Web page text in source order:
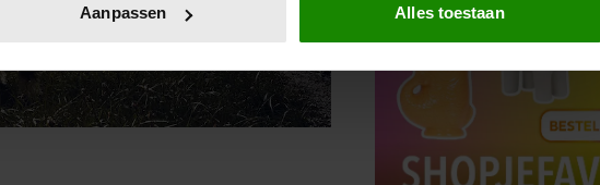
in de Cookieverklaring.
te personaliseren, om functies voor social media te bieden en om ons
informatie over uw gebruik van onze site met onze partners voor social
kunnen deze gegevens combineren met andere informatie die u aan ze heeft
van uw gebruik van hun services. U gaat akkoord met onze cookies als u
Aanpassen Alles toestaan